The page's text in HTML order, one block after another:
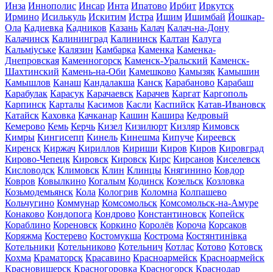
Инза Иннополис Инсар Инта Ипатово Ирбит Иркутск
Ирмино Исилькуль Искитим Истра Ишим Ишимбай Йошкар-
Ола Кадиевка Кадников Казань Калач Калач-на-Дону
Калачинск Калининград Калининск Калтан Калуга
Кальміуське Калязин Камбарка Каменка Каменка-
Днепровская Каменногорск Каменск-Уральский Каменск-
Шахтинский Камень-на-Оби Камешково Камызяк Камышин
Камышлов Канаш Кандалакша Канск Карабаново Карабаш
Карабулак Карасук Карачаевск Карачев Каргат Каргополь
Карпинск Карталы Касимов Касли Каспийск Катав-Ивановск
Катайск Каховка Качканар Кашин Кашира Кедровый
Кемерово Кемь Керчь Кизел Кизилюрт Кизляр Кимовск
Кимры Кингисепп Кинель Кинешма Кипуче Киреевск
Киренск Киржач Кириллов Кириши Киров Киров Кировград
Кирово-Чепецк Кировск Кировск Кирс Кирсанов Киселевск
Кисловодск Климовск Клин Клинцы Княгинино Ковдор
Ковров Ковылкино Когалым Кодинск Козельск Козловка
Козьмодемьянск Кола Кологрив Коломна Колпашево
Кольчугино Коммунар Комсомольск Комсомольск-на-Амуре
Конаково Кондопога Кондрово Константиновск Копейск
Кораблино Кореновск Коркино Королёв Короча Корсаков
Коряжма Костерево Костомукша Кострома Костянтинівка
Котельники Котельниково Котельнич Котлас Котово Котовск
Кохма Краматорск Красавино Красноармейск Красноармейск
Красновишерск Красногоровка Красногорск Краснодар